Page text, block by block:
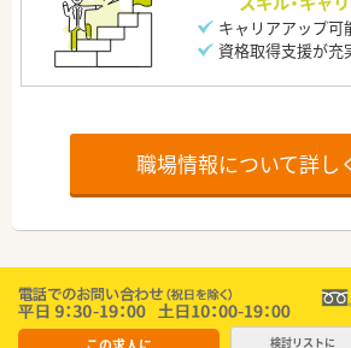
キャリアアップ可
資格取得支援が充
職場情報について詳し
検討リストに